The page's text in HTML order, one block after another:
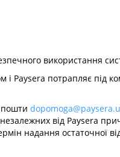
використання
Paysera потрапляє під
пошти
від Paysera
надання остаточної